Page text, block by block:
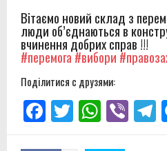
Вітаємо новий склад з
люди об’єднаються в
вчинення добрих справ !!!
#перемога#вибори
Поділитися с друзями:
Facebook
Twitter